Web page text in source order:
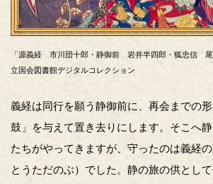
「源義経 市川団十郎・静御前 岩井半四郎・狐忠信
立国会図書館デジタルコレクション
義経は同行を願う静御前に、再会までの
鼓」を与えて置き去りにします。そこへ
たちがやってきますが、守ったのは義経
とうただのぶ）でした。静の旅の供とし